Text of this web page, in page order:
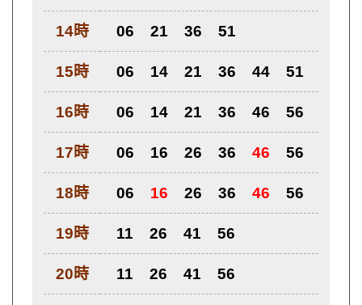
14時 06 21 36 51
15時 06 14 21 36 44 51
16時 06 14 21 36 46 56
17時 06 16 26 36 46 56
18時 06 16 26 36 46 56
19時 11 26 41 56
20時 11 26 41 56